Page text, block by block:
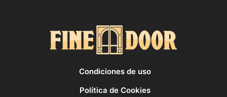
Condiciones de uso
Política de Cookies